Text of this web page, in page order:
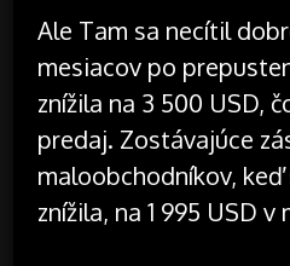
Ale Tam sa necítil
mesiacov po
znížila na 3 500 USD,
predaj. Zostávajúce
maloobchodníkov, keď
znížila, na 1 995 USD v